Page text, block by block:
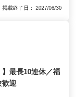
載終了日： 2027/06/30
】最長10連休／福
歓迎